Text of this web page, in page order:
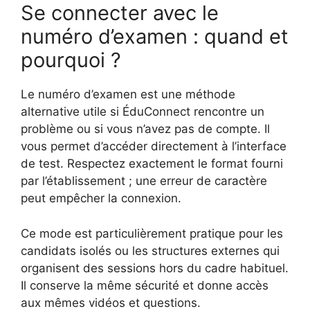
Se connecter avec le
numéro d’examen : quand et
pourquoi ?
Le numéro d’examen est une méthode
alternative utile si ÉduConnect rencontre un
problème ou si vous n’avez pas de compte. Il
vous permet d’accéder directement à l’interface
de test. Respectez exactement le format fourni
par l’établissement ; une erreur de caractère
peut empêcher la connexion.
Ce mode est particulièrement pratique pour les
candidats isolés ou les structures externes qui
organisent des sessions hors du cadre habituel.
Il conserve la même sécurité et donne accès
aux mêmes vidéos et questions.